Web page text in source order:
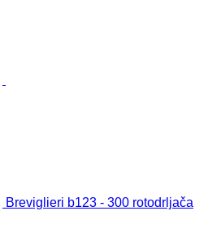
Breviglieri b123 - 300 rotodrljača